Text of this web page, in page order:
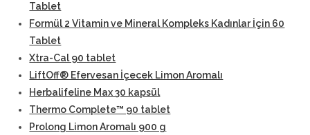
Tablet
Formül 2 Vitamin ve Mineral Kompleks Kadınlar İçin 60
Tablet
Xtra-Cal 90 tablet
LiftOff® Efervesan İçecek Limon Aromalı
Herbalifeline Max 30 kapsül
Thermo Complete™ 90 tablet
Prolong Limon Aromalı 900 g